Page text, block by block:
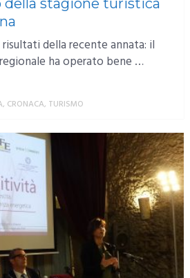
della stagione turistica
della recente annata: il
ha operato bene …
, CRONACA, TURISMO